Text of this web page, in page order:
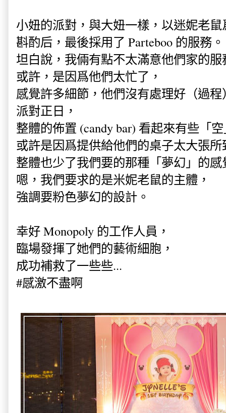
小妞的派對，與大妞一樣，以迷妮老
斟酌后，最後採用了 Parteboo 的服務。
坦白說，我倆有點不太滿意他們家的服
或許，是因爲他們太忙了，
感覺許多細節，他們沒有處理好（過程
派對正日，
整體的佈置 (candy bar) 看起來有些「
或許是因爲提供給他們的桌子太大張所
整體也少了我們要的那種「夢幻」的感
嗯，我們要求的是米妮老鼠的主體，
強調要粉色夢幻的設計。
幸好 Monopoly 的工作人員，
臨場發揮了她們的藝術細胞，
成功補救了一些些...
#感激不盡啊